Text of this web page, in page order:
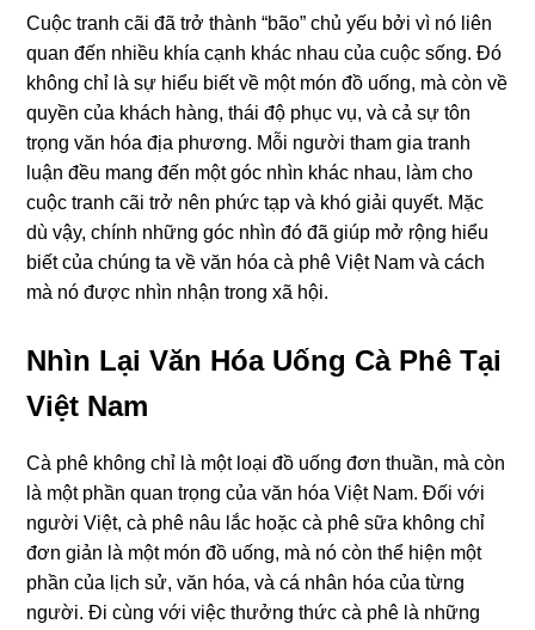
Cuộc tranh cãi đã trở thành “bão” chủ yếu bởi vì nó liên
quan đến nhiều khía cạnh khác nhau của cuộc sống. Đó
không chỉ là sự hiểu biết về một món đồ uống, mà còn về
quyền của khách hàng, thái độ phục vụ, và cả sự tôn
trọng văn hóa địa phương. Mỗi người tham gia tranh
luận đều mang đến một góc nhìn khác nhau, làm cho
cuộc tranh cãi trở nên phức tạp và khó giải quyết. Mặc
dù vậy, chính những góc nhìn đó đã giúp mở rộng hiểu
biết của chúng ta về văn hóa cà phê Việt Nam và cách
mà nó được nhìn nhận trong xã hội.
Nhìn Lại Văn Hóa Uống Cà Phê Tại
Việt Nam
Cà phê không chỉ là một loại đồ uống đơn thuần, mà còn
là một phần quan trọng của văn hóa Việt Nam. Đối với
người Việt, cà phê nâu lắc hoặc cà phê sữa không chỉ
đơn giản là một món đồ uống, mà nó còn thể hiện một
phần của lịch sử, văn hóa, và cá nhân hóa của từng
người. Đi cùng với việc thưởng thức cà phê là những